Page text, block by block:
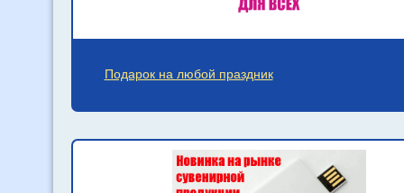
Подарок на любой праздник